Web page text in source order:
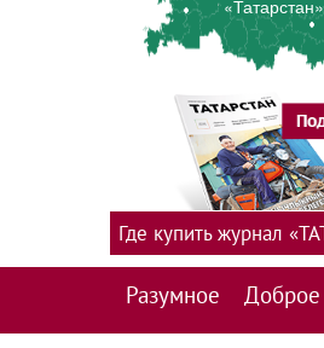
«Татарстан»
Разумное Доброе
Где купить журнал